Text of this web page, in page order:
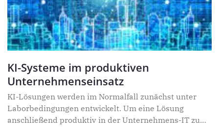
KI-Systeme im produktiven
Unternehmenseinsatz
KI-Lösungen werden im Normalfall zunächst unter
Laborbedingungen entwickelt. Um eine Lösung
anschließend produktiv in der Unternehmens-IT zu